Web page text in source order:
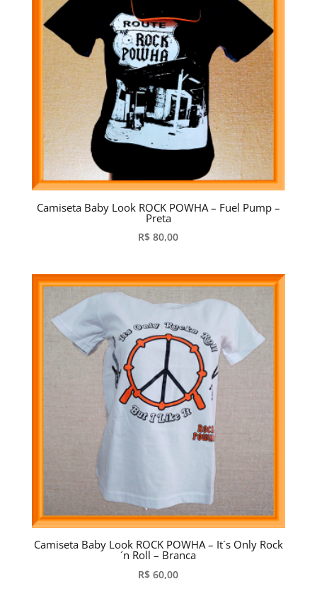
Camiseta Baby Look ROCK POWHA – Fuel Pump –
Preta
R$ 80,00
Camiseta Baby Look ROCK POWHA – It´s Only Rock
´n Roll – Branca
R$ 60,00